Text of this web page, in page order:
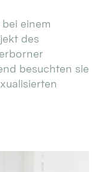
einem
des
besuchten sie